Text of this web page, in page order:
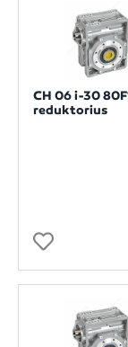
CH 06 i-30
reduktorius